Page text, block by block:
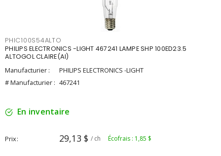
PHIC100S54ALTO
PHILIPS ELECTRONICS -LIGHT 467241 LAMPE SHP 100ED23.5
ALTOGOL CLAIRE(AI)
Manufacturier :
PHILIPS ELECTRONICS -LIGHT
# Manufacturier : 467241
En inventaire
Prix 29,13 $ / ch Écofrais : 1,85 $